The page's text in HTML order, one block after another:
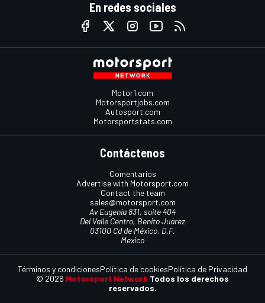
En redes sociales
Motor1.com
Motorsportjobs.com
Autosport.com
Motorsportstats.com
Contáctenos
Comentarios
Advertise with Motorsport.com
Contact the team
sales@motorsport.com
Av Eugenia 831, suite 404
Del Valle Centro, Benito Juárez
03100 Cd de México, D.F.
Mexico
© 2026 Motorsport Network Todos los derechos
reservados.
Términos y condicionesPolítica de cookiesPolítica de Privacidad